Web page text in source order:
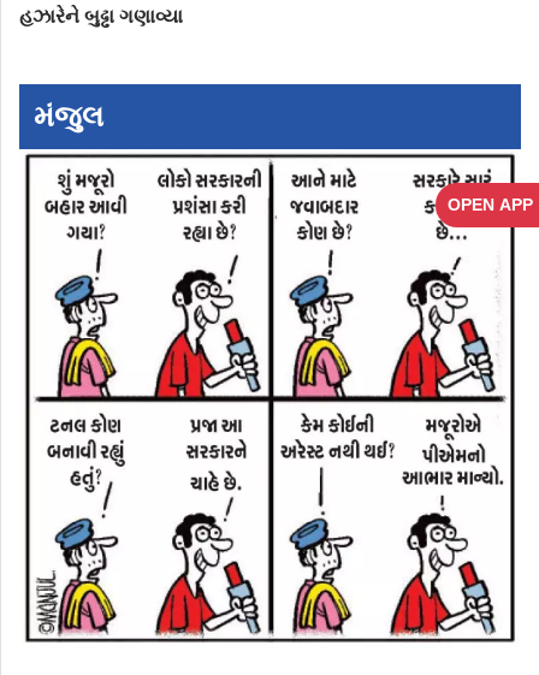
OPEN APP
હઝારેને બુઢ્ઢા ગણાવ્યા
મંજુલ